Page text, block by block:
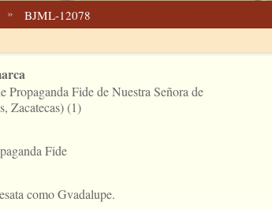
» BJML-12078
Propaganda Fide de Nuestra Señora de
Zacatecas) (1)
Fide
como Gvadalupe.